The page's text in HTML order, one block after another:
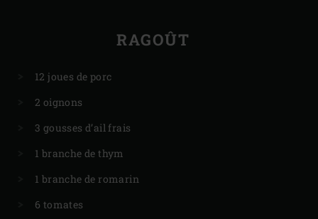
RAGOÛT
12 joues de porc
2 oignons
3 gousses d’ail frais
1 branche de thym
1 branche de romarin
6 tomates